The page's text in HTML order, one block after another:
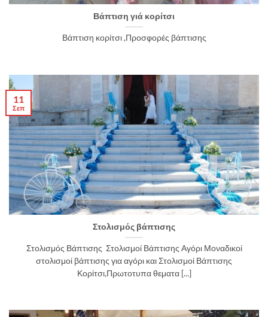
Βάπτιση γιά κορίτσι
Βάπτιση κορίτσι ,Προσφορές βάπτισης
Στολισμός βάπτισης
Στολισμός Βάπτισης Στολισμοί Βάπτισης Αγόρι Μοναδικοί
στολισμοί βάπτισης για αγόρι και Στολισμοί Βάπτισης
Κορίτσι,Πρωτοτυπα θεματα [...]
11
Σεπ